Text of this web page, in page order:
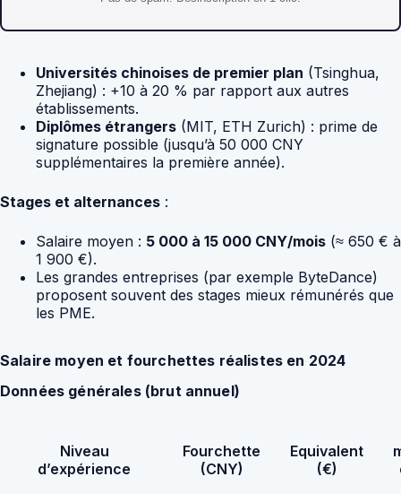
Universités chinoises de premier plan (Tsinghua,
Zhejiang) : +10 à 20 % par rapport aux autres
établissements.
Diplômes étrangers (MIT, ETH Zurich) : prime de
signature possible (jusqu’à 50 000 CNY
supplémentaires la première année).
Stages et alternances :
Salaire moyen : 5 000 à 15 000 CNY/mois (≈ 650 € à
1 900 €).
Les grandes entreprises (par exemple ByteDance)
proposent souvent des stages mieux rémunérés que
les PME.
Salaire moyen et fourchettes réalistes en 2024
Données générales (brut annuel)
Niveau
d’expérience
Fourchette
(CNY)
Equivalent
(€)